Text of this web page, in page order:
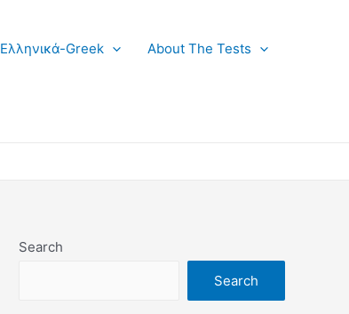
Ελληνικά-Greek About The Tests
Search
Search